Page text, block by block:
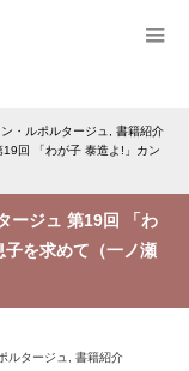
・ルポルタージュ
書籍紹介
回 「わが子 泰造よ!」カン
ージュ 第19回 「わ
を求めて（一ノ瀬
ルタージュ 書籍紹介